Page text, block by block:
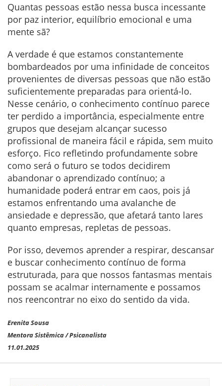
Quantas pessoas estão nessa busca incessante
por paz interior, equilíbrio emocional e uma
mente sã?
A verdade é que estamos constantemente
bombardeados por uma infinidade de conceitos
provenientes de diversas pessoas que não estão
suficientemente preparadas para orientá-lo.
Nesse cenário, o conhecimento contínuo parece
ter perdido a importância, especialmente entre
grupos que desejam alcançar sucesso
profissional de maneira fácil e rápida, sem muito
esforço. Fico refletindo profundamente sobre
como será o futuro se todos decidirem
abandonar o aprendizado contínuo; a
humanidade poderá entrar em caos, pois já
estamos enfrentando uma avalanche de
ansiedade e depressão, que afetará tanto lares
quanto empresas, repletas de pessoas.
Por isso, devemos aprender a respirar, descansar
e buscar conhecimento contínuo de forma
estruturada, para que nossos fantasmas mentais
possam se acalmar internamente e possamos
nos reencontrar no eixo do sentido da vida.
Erenita Sousa
Mentora Sistêmica / Psicanalista
11.01.2025